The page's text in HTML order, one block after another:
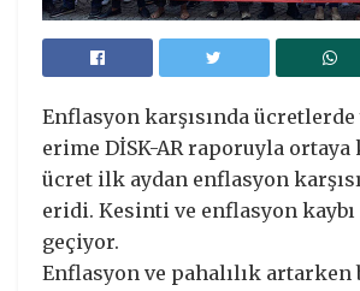
Enflasyon karşısında ücretlerde
erime DİSK-AR raporuyla
ücret ilk aydan enflasyon
eridi. Kesinti ve enflasyon kaybı
geçiyor.
Enflasyon ve pahalılık artarken